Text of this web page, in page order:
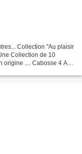
Collection "Au plaisir
Collection de 10
origine .... Cabosse 4 A